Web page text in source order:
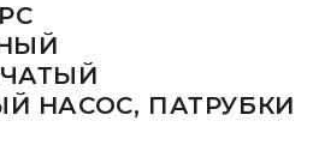
НАСОС, ПАТРУБКИ